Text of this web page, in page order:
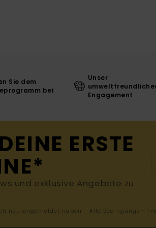
Sie dem
bei
Unser
Engagement
ERSTE
und exklusive Angebote zu
neu angemeldet haben - Alle Bedingungen